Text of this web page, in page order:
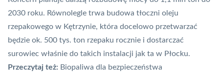
2030 roku. Równolegle trwa budowa tłoczni oleju
rzepakowego w Kętrzynie, która docelowo przetwarzać
będzie ok. 500 tys. ton rzepaku rocznie i dostarczać
surowiec właśnie do takich instalacji jak ta w Płocku.
Przeczytaj też: Biopaliwa dla bezpieczeństwa